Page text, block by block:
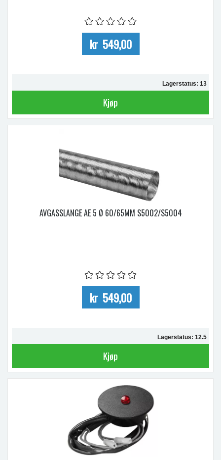
kr 549,00
Lagerstatus: 13
Kjøp
AVGASSLANGE AE 5 Ø 60/65MM S5002/S5004
kr 549,00
Lagerstatus: 12.5
Kjøp